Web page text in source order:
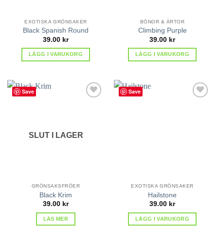
EXOTISKA GRÖNSAKER
Black Spanish Round
39.00 kr
LÄGG I VARUKORG
BÖNOR & ÄRTOR
Climbing Purple
39.00 kr
LÄGG I VARUKORG
Save
SLUT I LAGER
GRÖNSAKSFRÖER
Black Krim
39.00 kr
LÄS MER
Save
EXOTISKA GRÖNSAKER
Hailstone
39.00 kr
LÄGG I VARUKORG